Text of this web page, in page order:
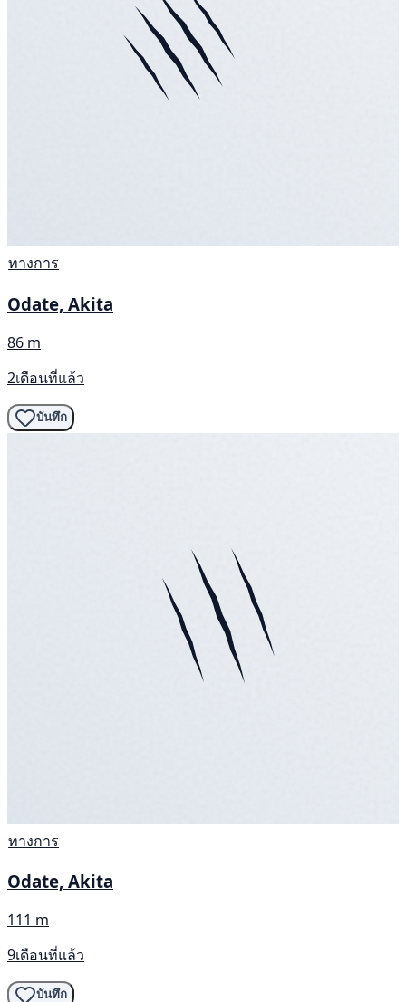
ทางการ
Odate, Akita
86 m
2เดือนที่แล้ว
บันทึก
ทางการ
Odate, Akita
111 m
9เดือนที่แล้ว
บันทึก